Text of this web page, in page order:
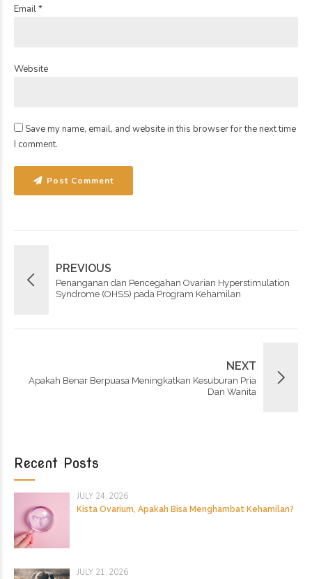
Email *
Website
Save my name, email, and website in this browser for the next time
I comment.
Post Comment
PREVIOUS
Penanganan dan Pencegahan Ovarian Hyperstimulation
Syndrome (OHSS) pada Program Kehamilan
NEXT
Apakah Benar Berpuasa Meningkatkan Kesuburan Pria
Dan Wanita
Recent Posts
JULY 24, 2026
Kista Ovarium, Apakah Bisa Menghambat Kehamilan?
JULY 21, 2026